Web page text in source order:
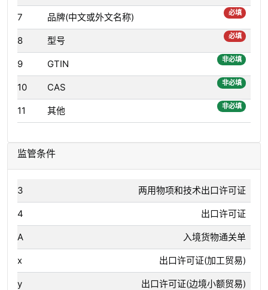
7 品牌(中文或外文名称) 必填
8 型号 必填
9 GTIN 非必填
10 CAS 非必填
11 其他 非必填
监管条件
3 两用物项和技术出口许可证
4 出口许可证
A 入境货物通关单
x 出口许可证(加工贸易)
y 出口许可证(边境小额贸易)